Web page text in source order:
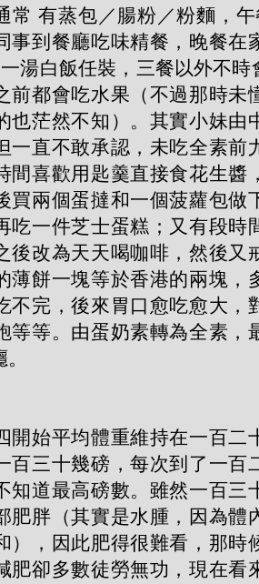
常 有蒸包／腸粉／粉麵，
事到餐廳吃味精餐，晚餐在
湯白飯任裝，三餐以外不時
前都會吃水果（不過那時未
也茫然不知）。其實小妹由
一直不敢承認，未吃全素前
間喜歡用匙羹直接食花生醬
買兩個蛋撻和一個菠蘿包做
吃一件芝士蛋糕；又有段時
後改為天天喝咖啡，然後又
薄餅一塊等於香港的兩塊，
不完，後來胃口愈吃愈大，
等等。由蛋奶素轉為全素，
開始平均體重維持在一百二
百三十幾磅，每次到了一百
知道最高磅數。雖然一百三
肥胖（其實是水腫，因為體
），因此肥得很難看，那時
肥卻多數徒勞無功，現在看